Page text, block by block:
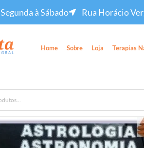
Segunda à Sábado Rua Horácio
Home Sobre Loja Terapias